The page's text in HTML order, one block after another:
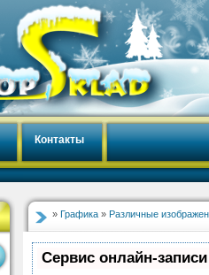
Контакты
» Графика » Различные
Сервис онлайн-